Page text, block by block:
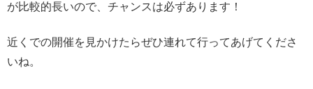
が比較的長いので、チャンスは必ずあります！
近くでの開催を見かけたらぜひ連れて行ってあげてくださ
いね。